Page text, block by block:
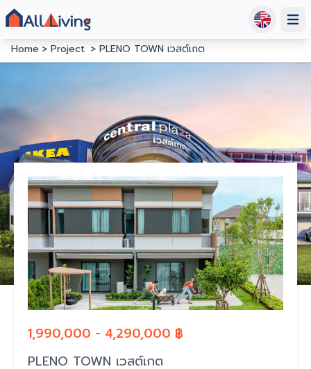
Home
Project PLENO TOWN เวสต์เกต
1,990,000 - 4,290,000 ฿
PLENO TOWN เวสต์เกต